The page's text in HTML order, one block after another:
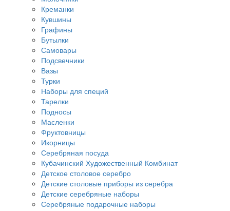
Креманки
Кувшины
Графины
Бутылки
Самовары
Подсвечники
Вазы
Турки
Наборы для специй
Тарелки
Подносы
Масленки
Фруктовницы
Икорницы
Серебряная посуда
Кубачинский Художественный Комбинат
Детское столовое серебро
Детские столовые приборы из серебра
Детские серебряные наборы
Серебряные подарочные наборы